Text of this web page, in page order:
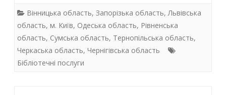
e
b
o
o
itt
er
at
s
A
p
k
e
dI
Вінницька область, Запорізька область, Львівська
область, м. Київ, Одеська область, Рівненська
область, Сумська область, Тернопільська область,
Черкаська область, Чернігівська область
Бібліотечні послуги